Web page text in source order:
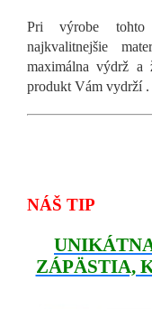
Pri výrobe tohto
najkvalitnejšie
maximálna výdrž a
produkt Vám vydrží .
NÁŠ TIP
ZÁPÄSTIA,